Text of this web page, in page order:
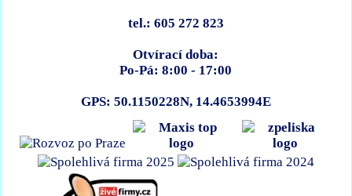
tel.: 605 272 823
Otvírací doba:
Po-Pá: 8:00 - 17:00
GPS: 50.1150228N, 14.4653994E